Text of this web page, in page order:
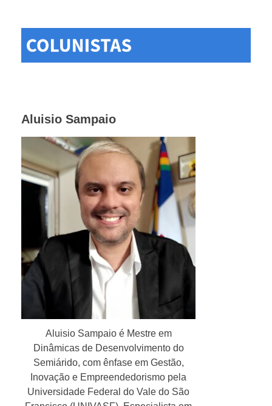
Aluisio Sampaio
Aluisio Sampaio é Mestre em
Dinâmicas de Desenvolvimento do
Semiárido, com ênfase em Gestão,
Inovação e Empreendedorismo pela
Universidade Federal do Vale do São